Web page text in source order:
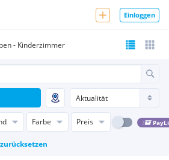
Einloggen
- Kinderzimmer
Farbe Preis